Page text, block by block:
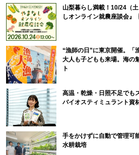
山梨暮らし満載！10/24（
しオンライン就農座談会』
“漁師の日”に東京開催。「
大人も子どもも来場。海の
ト
高温・乾燥・日照不足でも
バイオスティミュラント資
手をかけずに自動で管理可
水耕栽培